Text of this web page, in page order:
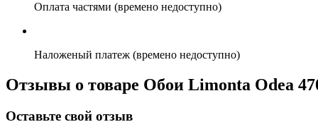
Оплата частями (времено недоступно)
Наложеный платеж (времено недоступно)
Отзывы о товаре Обои Limonta Odea
Оставьте свой отзыв